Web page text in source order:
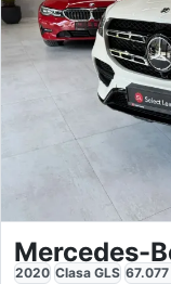
2020 Clasa GLS 67.077